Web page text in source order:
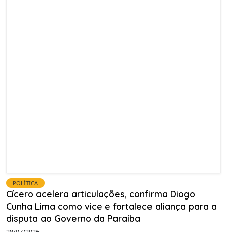
POLÍTICA
Cícero acelera articulações, confirma Diogo
Cunha Lima como vice e fortalece aliança para a
disputa ao Governo da Paraíba